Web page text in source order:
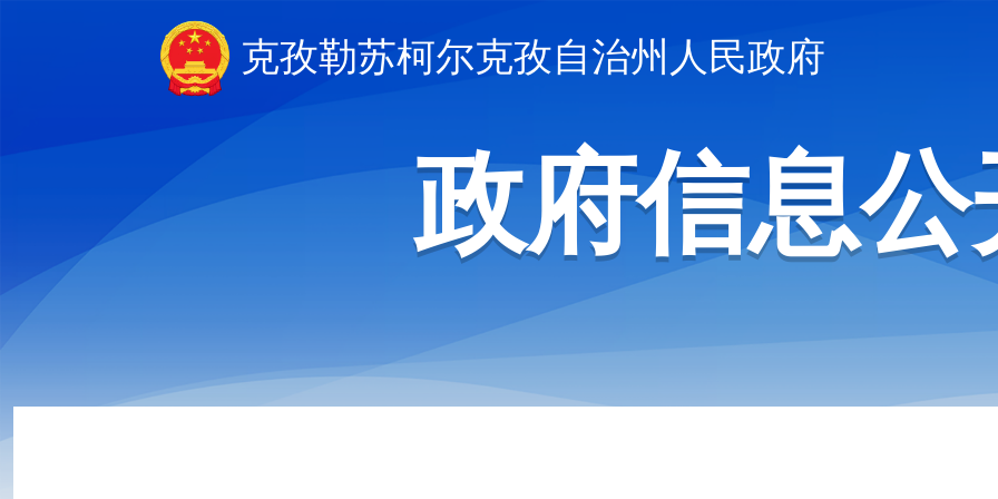
克孜勒苏柯尔克孜自治州人民政府
政府信息公